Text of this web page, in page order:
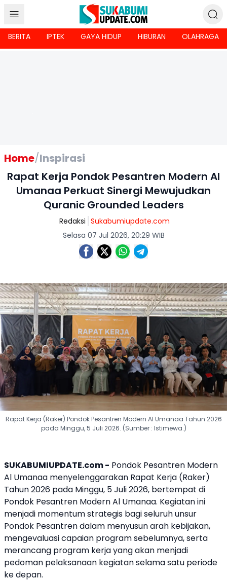
BERITA IPTEK GAYA HIDUP HIBURAN OLAHRAGA
Home/Inspirasi
Rapat Kerja Pondok Pesantren Modern Al
Umanaa Perkuat Sinergi Mewujudkan
Quranic Grounded Leaders
Redaksi Sukabumiupdate.com
Selasa 07 Jul 2026, 20:29 WIB
Rapat Kerja (Raker) Pondok Pesantren Modern Al Umanaa Tahun 2026
pada Minggu, 5 Juli 2026. (Sumber : Istimewa.)
SUKABUMIUPDATE.com - Pondok Pesantren Modern
Al Umanaa menyelenggarakan Rapat Kerja (Raker)
Tahun 2026 pada Minggu, 5 Juli 2026, bertempat di
Pondok Pesantren Modern Al Umanaa. Kegiatan ini
menjadi momentum strategis bagi seluruh unsur
Pondok Pesantren dalam menyusun arah kebijakan,
mengevaluasi capaian program sebelumnya, serta
merancang program kerja yang akan menjadi
pedoman pelaksanaan kegiatan selama satu periode
ke depan.